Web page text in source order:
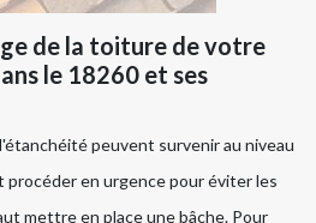
de la toiture de votre
le 18260 et ses
peuvent survenir au niveau
en urgence pour éviter les
mettre en place une bâche. Pour